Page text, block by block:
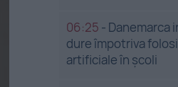
06:25 - Danemarca
dure împotriva
artificiale în școli